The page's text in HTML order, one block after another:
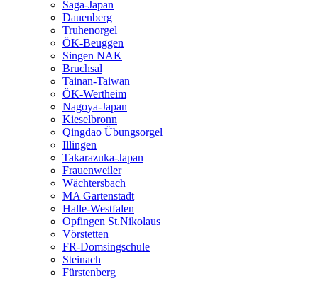
Saga-Japan
Dauenberg
Truhenorgel
ÖK-Beuggen
Singen NAK
Bruchsal
Tainan-Taiwan
ÖK-Wertheim
Nagoya-Japan
Kieselbronn
Qingdao Übungsorgel
Illingen
Takarazuka-Japan
Frauenweiler
Wächtersbach
MA Gartenstadt
Halle-Westfalen
Opfingen St.Nikolaus
Vörstetten
FR-Domsingschule
Steinach
Fürstenberg